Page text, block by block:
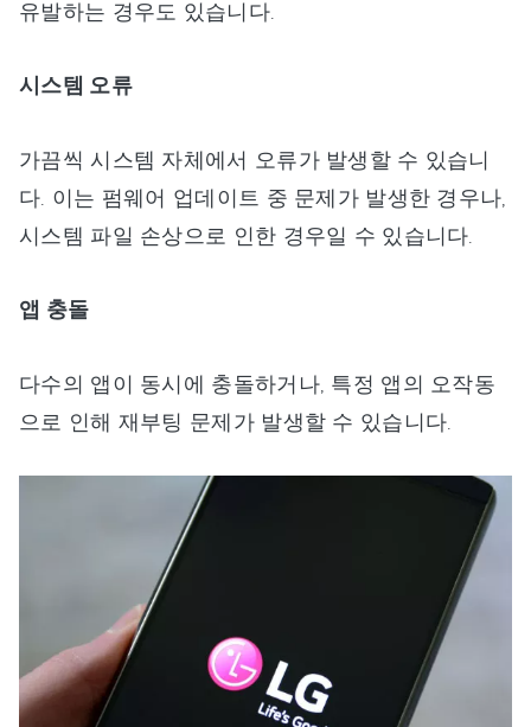
유발하는 경우도 있습니다.
시스템 오류
가끔씩 시스템 자체에서 오류가 발생할 수 있습니
다. 이는 펌웨어 업데이트 중 문제가 발생한 경우나,
시스템 파일 손상으로 인한 경우일 수 있습니다.
앱 충돌
다수의 앱이 동시에 충돌하거나, 특정 앱의 오작동
으로 인해 재부팅 문제가 발생할 수 있습니다.